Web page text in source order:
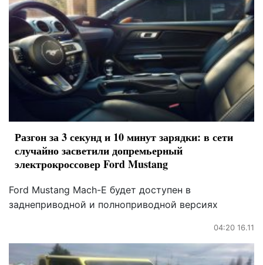
Разгон за 3 секунд и 10 минут зарядки: в сети
случайно засветили допремьерный
электрокроссовер Ford Mustang
Ford Mustang Mach-E будет доступен в
заднеприводной и полноприводной версиях
04:20 16.11